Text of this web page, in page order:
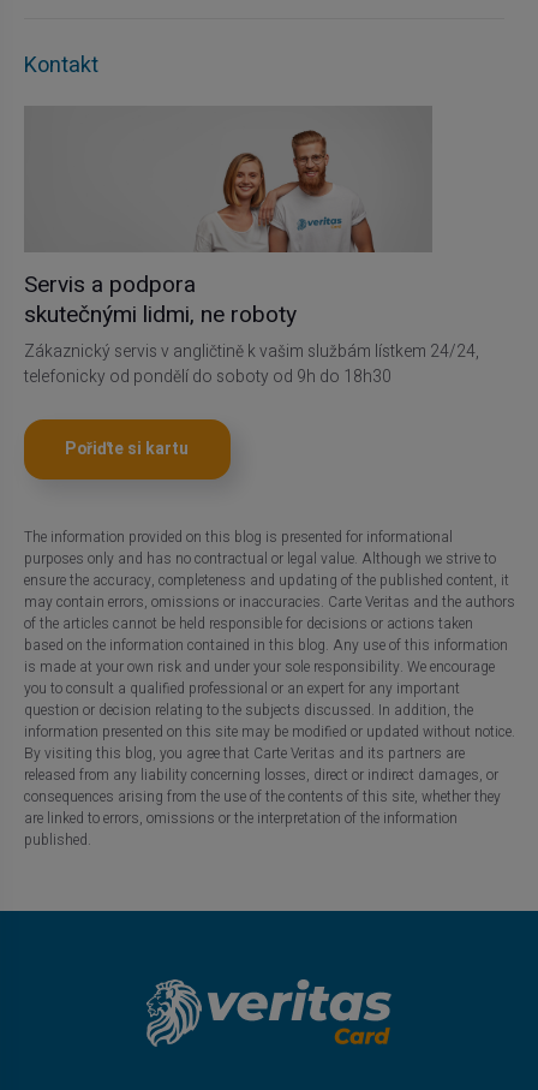
Kontakt
Servis a podpora
skutečnými lidmi, ne roboty
Zákaznický servis v angličtině k vašim službám lístkem 24/24,
telefonicky od pondělí do soboty od 9h do 18h30
Pořiďte si kartu
The information provided on this blog is presented for informational
purposes only and has no contractual or legal value. Although we strive to
ensure the accuracy, completeness and updating of the published content, it
may contain errors, omissions or inaccuracies. Carte Veritas and the authors
of the articles cannot be held responsible for decisions or actions taken
based on the information contained in this blog. Any use of this information
is made at your own risk and under your sole responsibility. We encourage
you to consult a qualified professional or an expert for any important
question or decision relating to the subjects discussed. In addition, the
information presented on this site may be modified or updated without notice.
By visiting this blog, you agree that Carte Veritas and its partners are
released from any liability concerning losses, direct or indirect damages, or
consequences arising from the use of the contents of this site, whether they
are linked to errors, omissions or the interpretation of the information
published.